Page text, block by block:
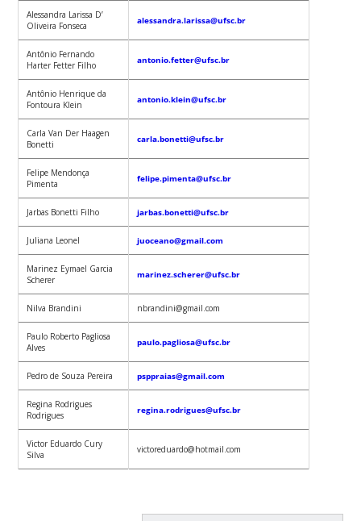
Alessandra Larissa D’
Oliveira Fonseca
alessandra.larissa@ufsc.br
Antônio Fernando
Harter Fetter Filho
antonio.fetter@ufsc.br
Antônio Henrique da
Fontoura Klein
antonio.klein@ufsc.br
Carla Van Der Haagen
Bonetti
carla.bonetti@ufsc.br
Felipe Mendonça
Pimenta
felipe.pimenta@ufsc.br
Jarbas Bonetti Filho jarbas.bonetti@ufsc.br
Juliana Leonel juoceano@gmail.com
Marinez Eymael Garcia
Scherer
marinez.scherer@ufsc.br
Nilva Brandini nbrandini@gmail.com
Paulo Roberto Pagliosa
Alves
paulo.pagliosa@ufsc.br
Pedro de Souza Pereira psppraias@gmail.com
Regina Rodrigues
Rodrigues
regina.rodrigues@ufsc.br
Victor Eduardo Cury
Silva
victoreduardo@hotmail.com